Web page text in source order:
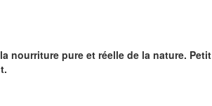
nourriture pure et réelle de la nature. Petit